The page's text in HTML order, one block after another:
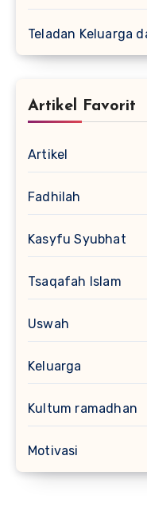
Teladan Keluarga
Artikel Favorit
Artikel
Fadhilah
Kasyfu Syubhat
Tsaqafah Islam
Uswah
Keluarga
Kultum ramadhan
Motivasi